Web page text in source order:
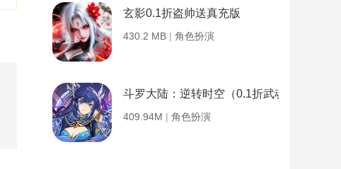
玄影0.1折盗帅送真充版
430.2 MB | 角色扮演
斗罗大陆：逆转时空（0.1折武魂觉醒）
409.94M | 角色扮演